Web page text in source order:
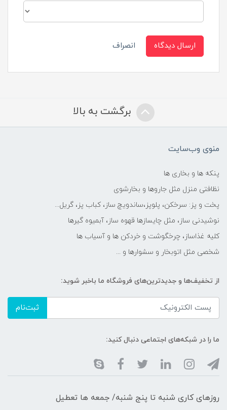
ارسال دیدگاه انصراف
برگشت به بالا
منوی وب‌سایت
پنکه ها و بخاری ها
نظافتی منزل مثل جاروها و بخارشوی
پخت و پز: سرخکن، پلوپز،ساندویچ ساز، کباب پز، گریل...
نوشیدنی ساز، مثل چایسازها قهوه ساز، آبمیوه گیرها
کلیه غذاساز، چرخگوشت و خردکن ها و آسیاب ها
شخصی مثل اتوبخار و سشوارها و ...
از تخفیف‌ها و جدیدترین‌های فروشگاه ما باخبر شوید:
ثبت‌نام
ما را در شبکه‌های اجتماعی دنبال کنید:
روزهای کاری شنبه تا پنج شنبه/ جمعه ها تعطیل